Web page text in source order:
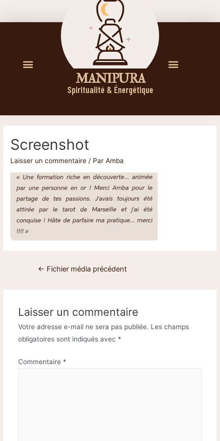
M A N I P U R A
Spiritualité & Énergétique
Screenshot
Laisser un commentaire / ParAmba
← Fichier média précédent
Laisser un commentaire
Votre adresse e-mail ne sera pas publiée. Les champs
obligatoires sont indiqués avec *
Commentaire *